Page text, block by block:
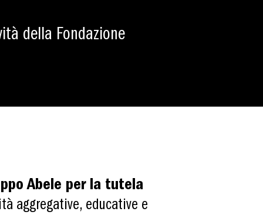
della Fondazione
Abele per la tutela
aggregative, educative e